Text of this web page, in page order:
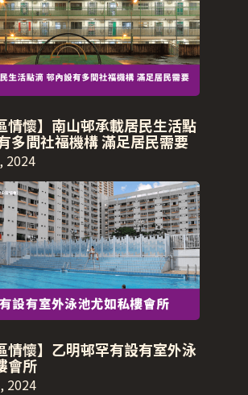
情懷】南山邨承載居民生活點
多間社福機構 滿足居民需要
2024
情懷】乙明邨罕有設有室外泳
會所
2024